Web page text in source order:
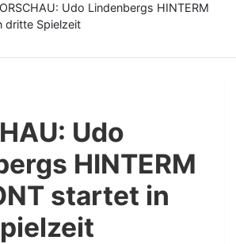
Udo Lindenbergs HINTERM
dritte Spielzeit
Udo
HINTERM
startet in